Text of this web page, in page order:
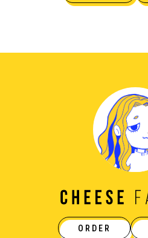
ORDER